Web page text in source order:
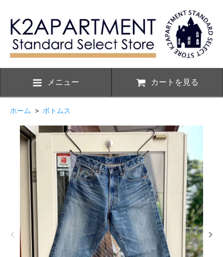
メニュー カートを見る
ホーム > ボトムス